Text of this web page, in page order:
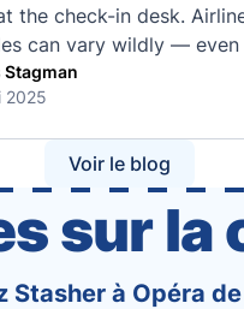
the check-in desk.
can vary wildly —
or alliance. That’s
a detailed set of
30 international …
Stagman
2025
Voir le blog
sur la
à Opéra